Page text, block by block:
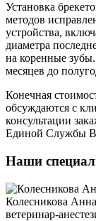
Установка
методов
устройства,
диаметра
на коренные
месяцев до
Конечная
обсуждаются с
консультации
Единой Службы
Наши
Колесникова
ветеринар-